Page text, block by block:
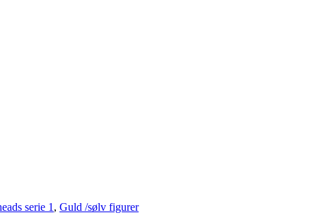
serie 1 , Guld /sølv figurer